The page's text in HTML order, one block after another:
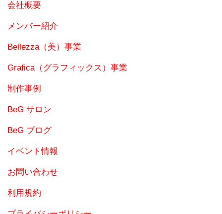
会社概要
メンバー紹介
Bellezza（美）事業
Grafica（グラフィックス）事業
制作事例
BeG サロン
BeG ブログ
イベント情報
お問い合わせ
利用規約